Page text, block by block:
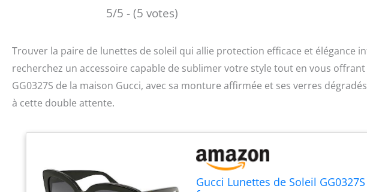
5/5 - (5 votes)
Trouver la paire de lunettes de soleil qui allie protection efficace et élégance
recherchez un accessoire capable de sublimer votre style tout en vous
GG0327S de la maison Gucci, avec sa monture affirmée et ses verres
à cette double attente.
Gucci Lunettes de Soleil